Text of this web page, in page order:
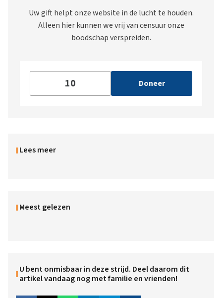
Uw gift helpt onze website in de lucht te houden.
Alleen hier kunnen we vrij van censuur onze
boodschap verspreiden.
Doneer
Lees meer
Meest gelezen
U bent onmisbaar in deze strijd. Deel daarom dit
artikel vandaag nog met familie en vrienden!